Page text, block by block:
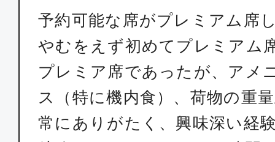
予約可能な席がプレミアム席
やむをえず初めてプレミアム
プレミア席であったが、アメ
ス（特に機内食）、荷物の重
常にありがたく、興味深い経